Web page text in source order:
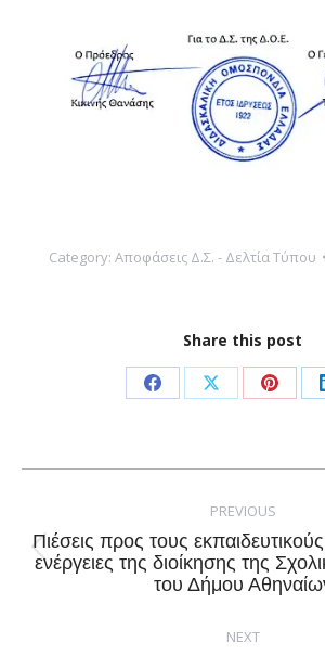
Category: Αποφάσεις Δ.Σ. - Δελτία Τύπου
Share this post
Share
Facebook
Share
X
Share
PREVIOUS
Previous
post:
Πιέσεις προς τους
ενέργειες της διοίκησης της
του Δήμου
NEXT